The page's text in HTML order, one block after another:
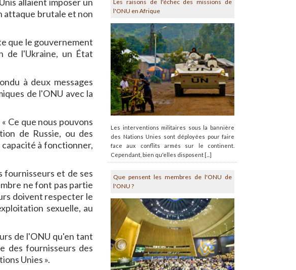
attaque brutale et non
que le gouvernement
de l'Ukraine, un État
à deux messages
de l'ONU avec la
Ce que nous pouvons
de Russie, ou des
à fonctionner,
fournisseurs et de ses
ne font pas partie
doivent respecter le
sexuelle, au
de l'ONU qu'en tant
des fournisseurs des
Unies ».
Les raisons de l'échec des missions de
l'ONU en Afrique
Les interventions militaires sous la bannière
des Nations Unies sont déployées pour faire
face aux conflits armés sur le continent.
Cependant, bien qu'elles disposent [...]
Que pensent les membres de l'ONU de
l'ONU ?